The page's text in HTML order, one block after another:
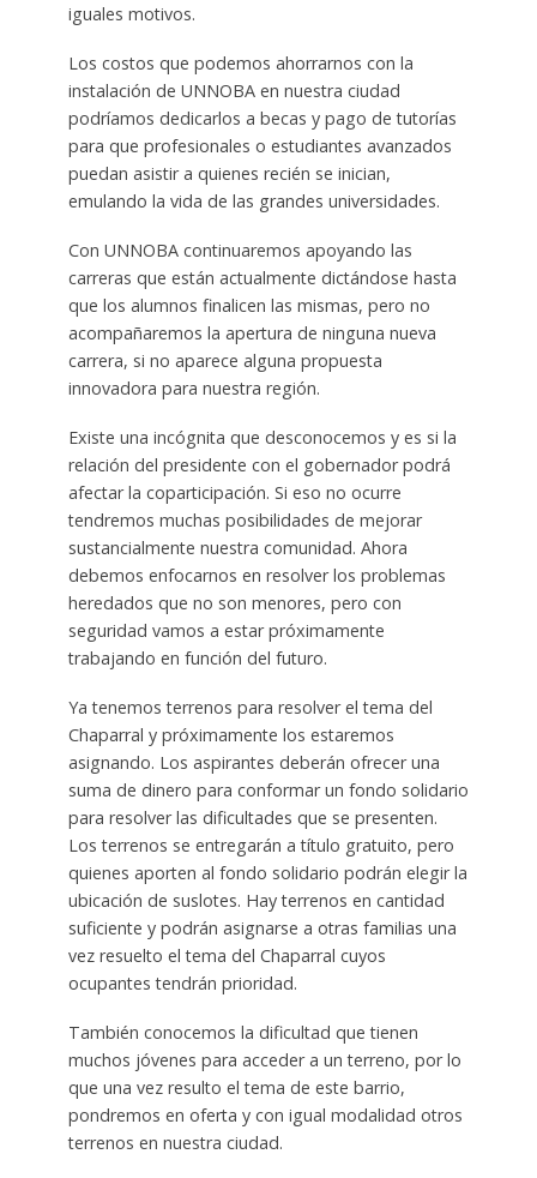
iguales motivos.
Los costos que podemos ahorrarnos con la
instalación de UNNOBA en nuestra ciudad
podríamos dedicarlos a becas y pago de tutorías
para que profesionales o estudiantes avanzados
puedan asistir a quienes recién se inician,
emulando la vida de las grandes universidades.
Con UNNOBA continuaremos apoyando las
carreras que están actualmente dictándose hasta
que los alumnos finalicen las mismas, pero no
acompañaremos la apertura de ninguna nueva
carrera, si no aparece alguna propuesta
innovadora para nuestra región.
Existe una incógnita que desconocemos y es si la
relación del presidente con el gobernador podrá
afectar la coparticipación. Si eso no ocurre
tendremos muchas posibilidades de mejorar
sustancialmente nuestra comunidad. Ahora
debemos enfocarnos en resolver los problemas
heredados que no son menores, pero con
seguridad vamos a estar próximamente
trabajando en función del futuro.
Ya tenemos terrenos para resolver el tema del
Chaparral y próximamente los estaremos
asignando. Los aspirantes deberán ofrecer una
suma de dinero para conformar un fondo solidario
para resolver las dificultades que se presenten.
Los terrenos se entregarán a título gratuito, pero
quienes aporten al fondo solidario podrán elegir la
ubicación de suslotes. Hay terrenos en cantidad
suficiente y podrán asignarse a otras familias una
vez resuelto el tema del Chaparral cuyos
ocupantes tendrán prioridad.
También conocemos la dificultad que tienen
muchos jóvenes para acceder a un terreno, por lo
que una vez resulto el tema de este barrio,
pondremos en oferta y con igual modalidad otros
terrenos en nuestra ciudad.